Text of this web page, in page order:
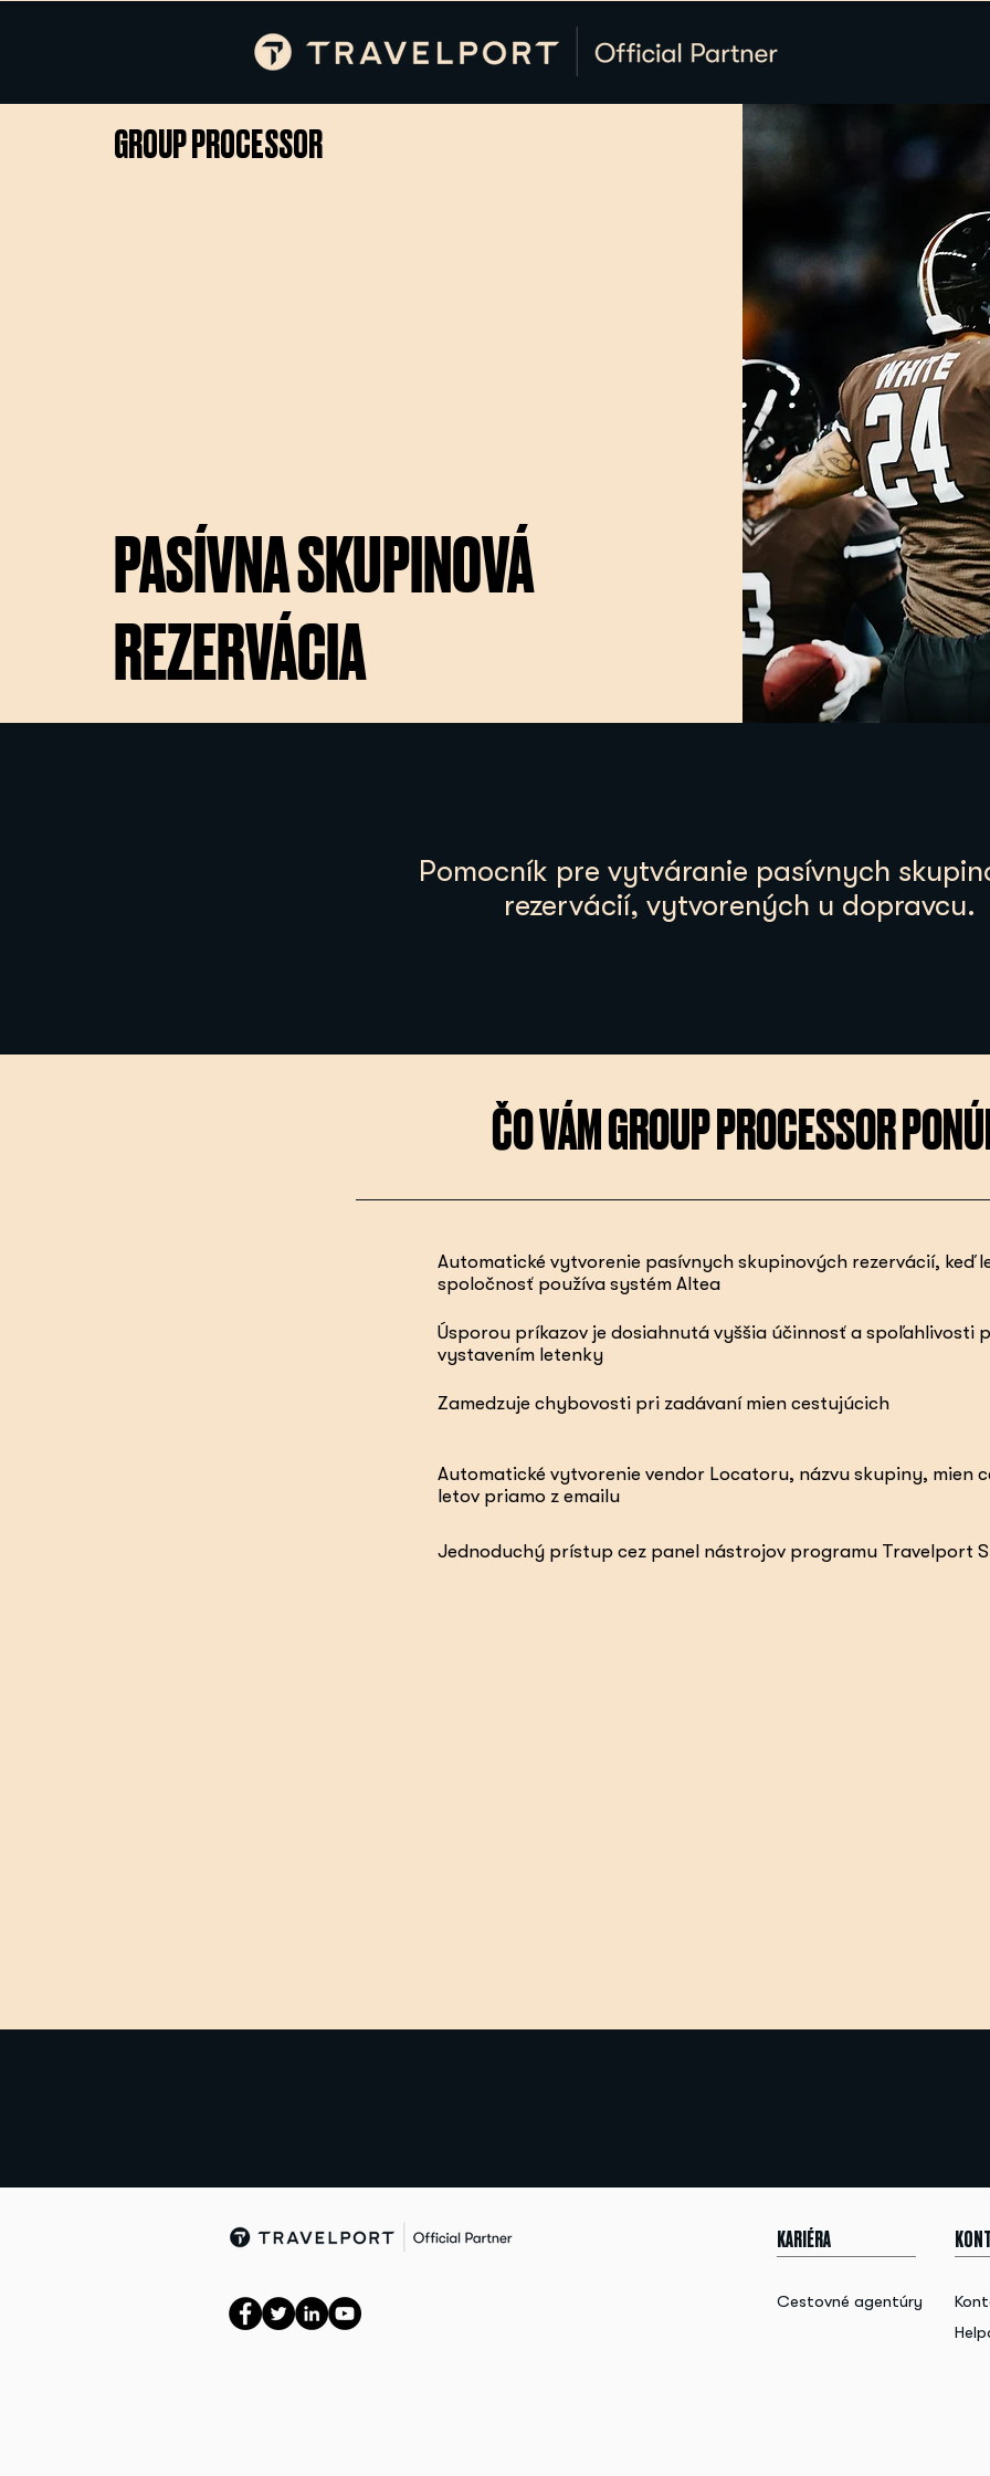
GROUP PROCESSOR
PASÍVNA SKUPINOVÁ
REZERVÁCIA
Pomocník pre vytváranie pasívnych
rezervácií, vytvorených u dopravcu.
ČO VÁM GROUP PROCESSOR
Automatické vytvorenie pasívnych skupinových rezervácií, keď
spoločnosť používa systém Altea
Úsporou príkazov je dosiahnutá vyššia účinnosť a spoľahlivosti
vystavením letenky
Zamedzuje chybovosti pri zadávaní mien cestujúcich
Automatické vytvorenie vendor Locatoru, názvu skupiny, mien
letov priamo z emailu
Jednoduchý prístup cez panel nástrojov programu Travelport
KARIÉRA
Cestovné agentúry